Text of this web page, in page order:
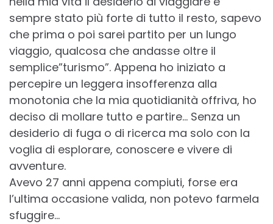
sempre stato più forte di tutto il resto, sapevo
che prima o poi sarei partito per un lungo
viaggio, qualcosa che andasse oltre il
semplice”turismo”. Appena ho iniziato a
percepire un leggera insofferenza alla
monotonia che la mia quotidianità offriva, ho
deciso di mollare tutto e partire… Senza un
desiderio di fuga o di ricerca ma solo con la
voglia di esplorare, conoscere e vivere di
avventure.
Avevo 27 anni appena compiuti, forse era
l’ultima occasione valida, non potevo farmela
sfuggire…